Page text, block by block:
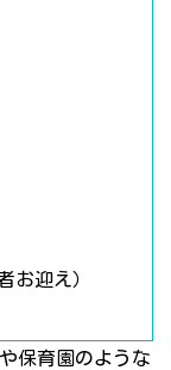
お迎え）
保育園のような